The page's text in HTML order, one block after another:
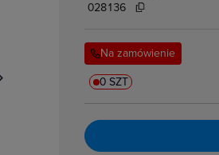
028136
Na zamówienie
0 SZT